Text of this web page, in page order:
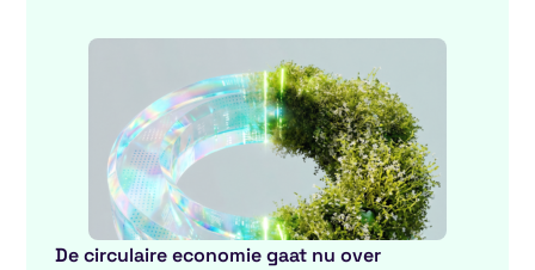
De circulaire economie gaat nu over